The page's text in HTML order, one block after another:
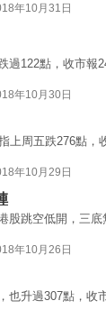
年10月31日
過122點，收市報
年10月30日
上周五跌276點
年10月29日
股跳空低開，三底
年10月26日
也升過307點，收